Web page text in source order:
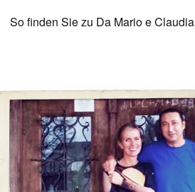
So finden Sie zu Da Mario e Claudia